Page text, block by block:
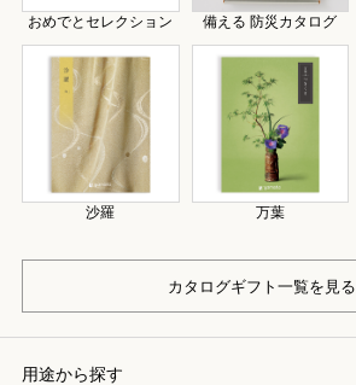
おめでとセレクション 備える 防災カタログ
沙羅 万葉
カタログギフト一覧を見る
用途から探す